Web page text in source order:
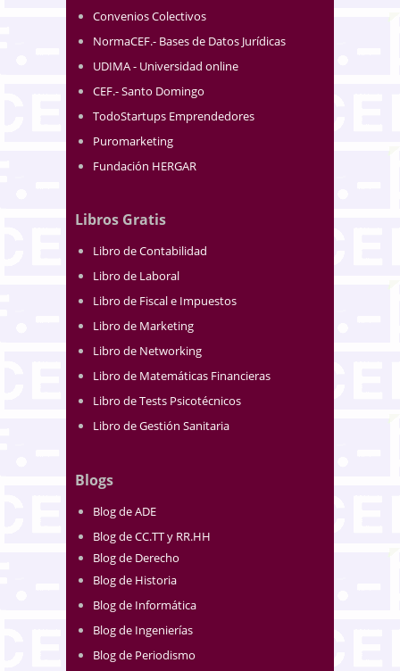
Convenios Colectivos
NormaCEF.- Bases de Datos Jurídicas
UDIMA - Universidad online
CEF.- Santo Domingo
TodoStartups Emprendedores
Puromarketing
Fundación HERGAR
Libros Gratis
Libro de Contabilidad
Libro de Laboral
Libro de Fiscal e Impuestos
Libro de Marketing
Libro de Networking
Libro de Matemáticas Financieras
Libro de Tests Psicotécnicos
Libro de Gestión Sanitaria
Blogs
Blog de ADE
Blog de CC.TT y RR.HH
Blog de Derecho
Blog de Historia
Blog de Informática
Blog de Ingenierías
Blog de Periodismo